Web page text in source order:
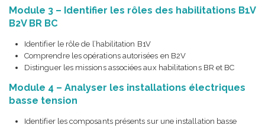
Module 3 – Identifier les rôles des habilitations B1V
B2V BR BC
Identifier le rôle de l’habilitation B1V
Comprendre les opérations autorisées en B2V
Distinguer les missions associées aux habilitations BR et BC
Module 4 – Analyser les installations électriques
basse tension
Identifier les composants présents sur une installation basse